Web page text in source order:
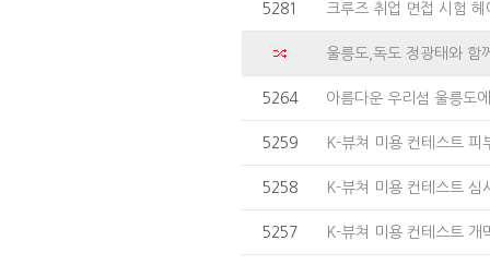
5281 크루즈 취업 면접 시험
울릉도,독도 정광태와 함
5264 아름다운 우리섬 울릉도
5259 K-뷰쳐 미용 컨테스트
5258 K-뷰쳐 미용 컨테스트 심
5257 K-뷰쳐 미용 컨테스트